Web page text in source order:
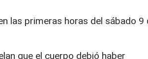
las primeras horas del sábado 9
que el cuerpo debió haber